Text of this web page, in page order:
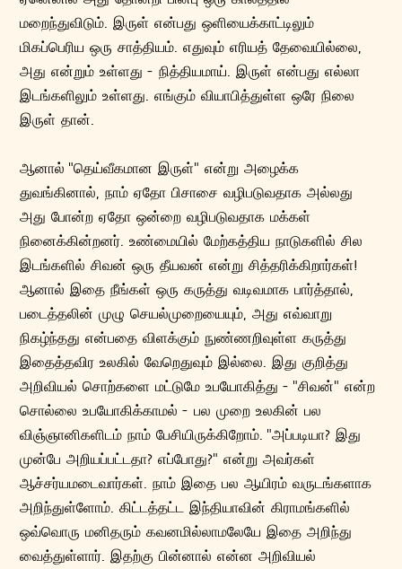
மறைந்துவிடும். இருள் என்பது ஒளியைக்காட்டிலும்
மிகப்பெரிய ஒரு சாத்தியம். எதுவும் எரியத் தேவையில்லை,
அது என்றும் உள்ளது - நித்தியமாய். இருள் என்பது எல்லா
இடங்களிலும் உள்ளது. எங்கும் வியாபித்துள்ள ஒரே நிலை
இருள் தான்.
ஆனால் "தெய்வீகமான இருள்" என்று அழைக்க
துவங்கினால், நாம் ஏதோ பிசாசை வழிபடுவதாக அல்லது
அது போன்ற ஏதோ ஒன்றை வழிபடுவதாக மக்கள்
நினைக்கின்றனர். உண்மையில் மேற்கத்திய நாடுகளில் சில
இடங்களில் சிவன் ஒரு தீயவன் என்று சித்தரிக்கிறார்கள்!
ஆனால் இதை நீங்கள் ஒரு கருத்து வடிவமாக பார்த்தால்,
படைத்தலின் முழு செயல்முறையையும், அது எவ்வாறு
நிகழ்ந்தது என்பதை விளக்கும் நுண்ணறிவுள்ள கருத்து
இதைத்தவிர உலகில் வேறெதுவும் இல்லை. இது குறித்து
அறிவியல் சொற்களை மட்டுமே உபயோகித்து - "சிவன்" என்ற
சொல்லை உபயோகிக்காமல் - பல முறை உலகின் பல
விஞ்ஞானிகளிடம் நாம் பேசியிருக்கிறோம். "அப்படியா? இது
முன்பே அறியப்பட்டதா? எப்போது?" என்று அவர்கள்
ஆச்சர்யமடைவார்கள். நாம் இதை பல ஆயிரம் வருடங்களாக
அறிந்துள்ளோம். கிட்டத்தட்ட இந்தியாவின் கிராமங்களில்
ஒவ்வொரு மனிதரும் கவனமில்லாமலேயே இதை அறிந்து
வைத்துள்ளார். இதற்கு பின்னால் என்ன அறிவியல்